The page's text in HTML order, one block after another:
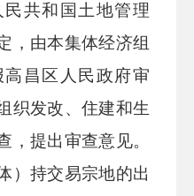
共和国 土地管理
，由本集体经济组
高昌区 人民政府审
织发改、 住建和生
，提出审查意见。
）持交易宗地的出